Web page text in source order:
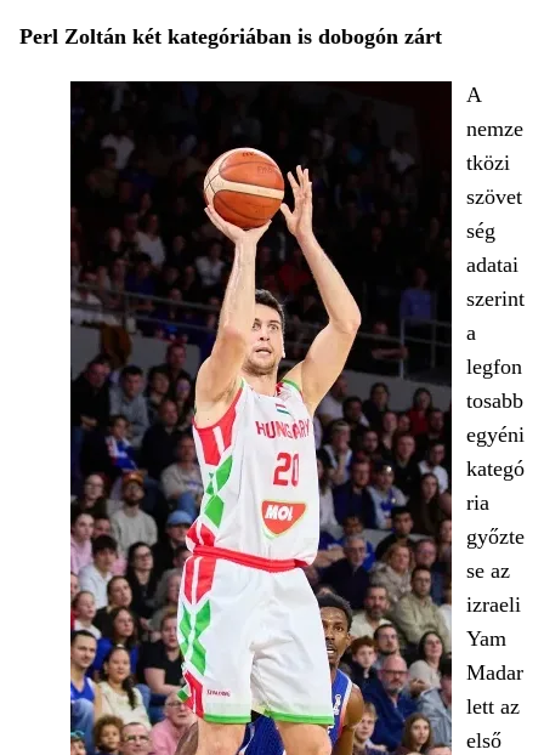
Perl Zoltán két kategóriában is dobogón zárt
A
nemze
tközi
szövet
ség
adatai
szerint
a
legfon
tosabb
egyéni
kategó
ria
győzte
se az
izraeli
Yam
Madar
lett az
első